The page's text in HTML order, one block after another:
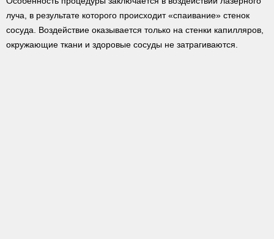
луча, в результате которого происходит «спаивание» стенок
сосуда. Воздействие оказывается только на стенки капилляров,
окружающие ткани и здоровые сосуды не затрагиваются.